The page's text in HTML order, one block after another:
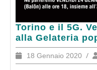
Torino e il 5G.
alla Gelateria
Torino
e
il
5G.18 Gennaio 2020 18
/